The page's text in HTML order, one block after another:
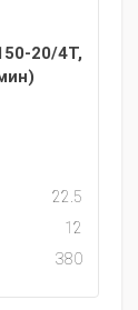
20/4Т,
22.5
12
380